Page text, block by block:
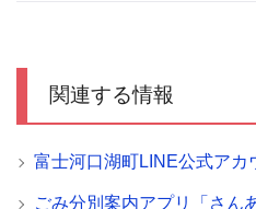
関連する情報
富士河口湖町LINE公式アカ
ごみ分別案内アプリ「さん